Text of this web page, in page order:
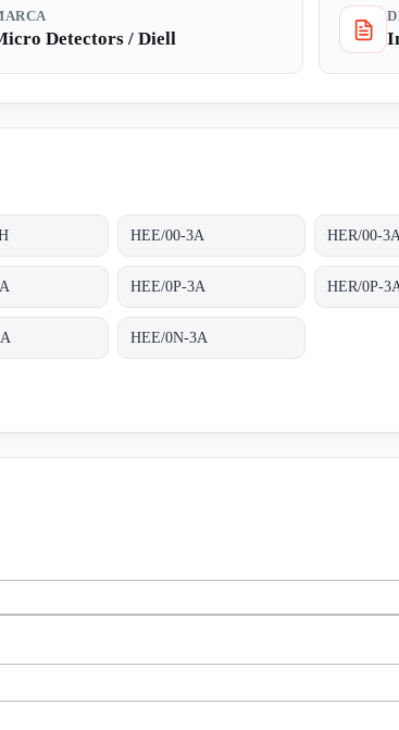
Detectors / Diell
HEE/00-3A HER/00-3A
HEE/0P-3A HER/0P-
HEE/0N-3A